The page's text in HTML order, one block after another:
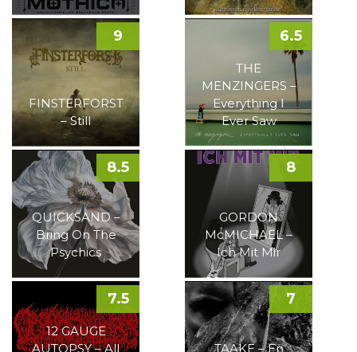
FINSTERFORST
– Still
9
THE
MENZINGERS –
Everything I
Ever Saw
6.5
QUICKSAND –
Bring On The
Psychics
8.5
GORDON
McMICHAEL –
Ich Mit Mir
8
12 GAUGE
AUTOPSY – All
7.5
TAAKE – En
7